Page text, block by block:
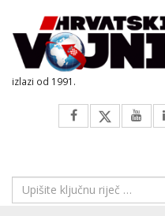
izlazi od 1991.